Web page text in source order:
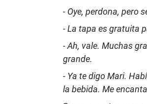
- Oye, perdona, pero
- La tapa es gratuita
- Ah, vale. Muchas
grande.
- Ya te digo Mari.
la bebida. Me